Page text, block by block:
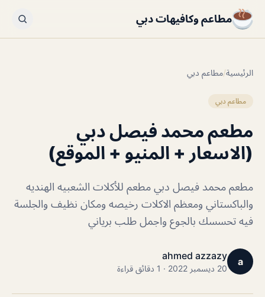
مطاعم وكافيهات دبي
الرئيسية/مطاعم دبي
مطاعم دبي
مطعم محمد فيصل دبي
(الاسعار + المنيو + الموقع)
مطعم محمد فيصل دبي مطعم للأكلات الشعبيه الهنديه
والباكستاني ومعظم الاكلات رخيصه ومكان نظيف والجلسة
فيه تحسسك بالجوع واجمل طلب برياني
a
ahmed azzazy
20 ديسمبر 2022 · 1 دقائق قراءة